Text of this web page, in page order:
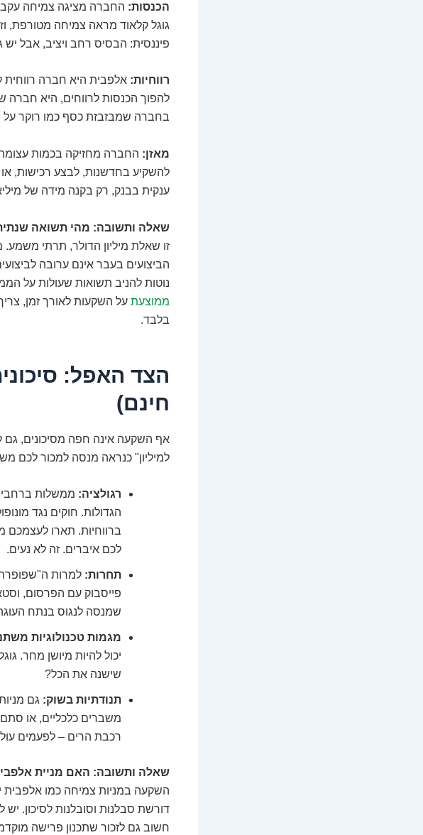
הכנסות: החברה מציגה צמיחה
גוגל קלאוד מראה צמיחה מטורפת,
פיננסית: הבסיס רחב ויציב, אבל
רווחיות: אלפבית היא חברה רווחית
להפוך הכנסות לרווחים, היא
בחברה שמבזבזת כסף כמו רוקר על
מאזן: החברה מחזיקה בכמות עצומה
להשקיע בחדשנות, לבצע רכישות,
ענקית בבנק, רק בקנה מידה של
שאלה ותשובה: מהי תשואה
זו שאלת מיליון הדולר, תרתי משמע.
הביצועים בעבר אינם ערובה
נוטות להניב תשואות שעולות על
ממוצעת על השקעות לאורך זמן,
בלבד.
הצד האפל:
חינם)
אף השקעה אינה חפה מסיכונים,
למיליון" כנראה מנסה למכור לכם
רגולציה: ממשלות ברחבי
הגדולות. חוקים נגד
ברווחיות. תארו לעצמכם
לכם איברים. זה לא נעים.
תחרות: למרות
פייסבוק עם הפרסום,
שמנסה לנגוס בנתח
מגמות טכנולוגיות
יכול להיות מיושן מחר.
שישנה את הכל?
תנודתיות בשוק: גם
משברים כלכליים, או סתם
רכבת הרים – לפעמים
שאלה ותשובה: האם מניית
השקעה במניות צמיחה כמו אלפבית
דורשת סבלנות וסובלנות לסיכון.
חשוב גם לזכור שתכנון פרישה